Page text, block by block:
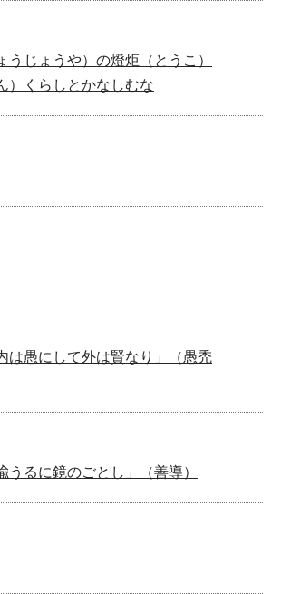
うじょうや）の燈炬（とうこ）
）くらしとかなしむな
は愚にして外は賢なり」（愚禿
うるに鏡のごとし」（善導）